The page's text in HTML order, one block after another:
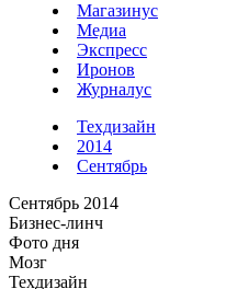
Магазинус
Медиа
Экспресс
Иронов
Журналус
Техдизайн
2014
Сентябрь
Сентябрь 2014
Бизнес-линч
Фото дня
Мозг
Техдизайн